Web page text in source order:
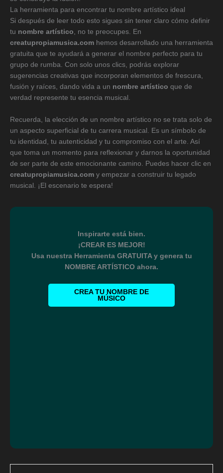
La herramienta para encontrar tu nombre artístico ideal
Si después de leer todo esto sigues sin tener claro cómo definir
tu nombre artístico, no te preocupes. En
creatupropiamusica.com hemos desarrollado una herramienta
gratuita que te ayudará a generar el nombre perfecto para tu
grupo de rumba. Con solo unos clics, podrás explorar
sugerencias creativas que incorporan elementos de frescura,
fusión y raíces, dando vida a un nombre artístico que de
verdad represente tu esencia musical.
Recuerda, la elección de un nombre artístico no se trata solo de
un aspecto superficial de tu carrera musical. Es un símbolo de
tu identidad, tu autenticidad y tu compromiso con el arte. Así
que toma un momento para reflexionar y darnos la oportunidad
de ser parte de este emocionante camino. Puedes hacer clic en
creatupropiamusica.com y empezar a construir tu legado
musical. ¡El escenario te espera!
Inspirarte está bien.
¡CREAR ES MEJOR!
Usa nuestra Herramienta GRATUITA y genera tu
NOMBRE ARTÍSTICO ahora.
CREA TU NOMBRE DE
MÚSICO